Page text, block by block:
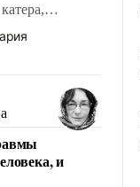
уже
Задача по
Однако
радикально
боевые
и